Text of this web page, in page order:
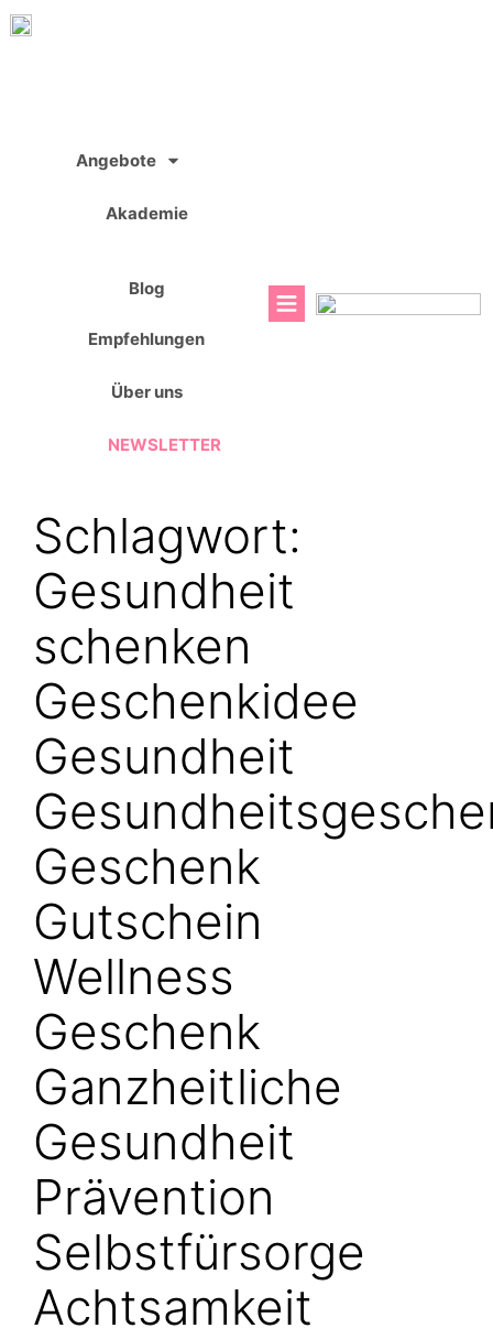
Zum
Angebote
Akademie
Blog
Empfehlungen
Über uns
NEWSLETTER
Schlagwort:
Gesundheit
schenken
Geschenkidee
Gesundheit
Geschenk
Gutschein
Wellness
Geschenk
Ganzheitliche
Gesundheit
Prävention
Selbstfürsorge
Achtsamkeit